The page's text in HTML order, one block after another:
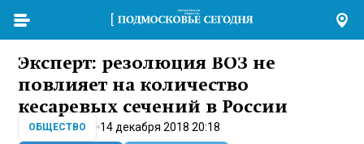
Эксперт: резолюция ВОЗ не
повлияет на количество
кесаревых сечений в России
ОБЩЕСТВО 14 декабря 2018 20:18